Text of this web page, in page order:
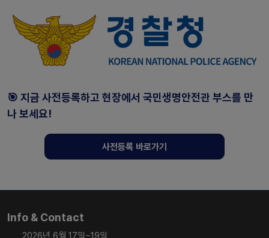
🎯 지금 사전등록하고 현장에서 국민생명안전관 부스를 만
나 보세요!
사전등록 바로가기
Info & Contact
2026년 6월 17일~19일